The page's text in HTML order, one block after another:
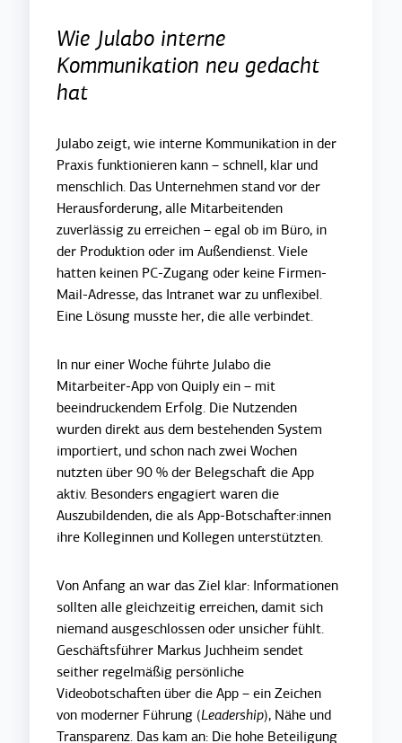
Wie Julabo interne
Kommunikation neu gedacht
hat
Julabo zeigt, wie interne Kommunikation in der
Praxis funktionieren kann – schnell, klar und
menschlich. Das Unternehmen stand vor der
Herausforderung, alle Mitarbeitenden
zuverlässig zu erreichen – egal ob im Büro, in
der Produktion oder im Außendienst. Viele
hatten keinen PC-Zugang oder keine Firmen-
Mail-Adresse, das Intranet war zu unflexibel.
Eine Lösung musste her, die alle verbindet.
In nur einer Woche führte Julabo die
Mitarbeiter-App von Quiply ein – mit
beeindruckendem Erfolg. Die Nutzenden
wurden direkt aus dem bestehenden System
importiert, und schon nach zwei Wochen
nutzten über 90 % der Belegschaft die App
aktiv. Besonders engagiert waren die
Auszubildenden, die als App-Botschafter:innen
ihre Kolleginnen und Kollegen unterstützten.
Von Anfang an war das Ziel klar: Informationen
sollten alle gleichzeitig erreichen, damit sich
niemand ausgeschlossen oder unsicher fühlt.
Geschäftsführer Markus Juchheim sendet
seither regelmäßig persönliche
Videobotschaften über die App – ein Zeichen
von moderner Führung (Leadership), Nähe und
Transparenz. Das kam an: Die hohe Beteiligung